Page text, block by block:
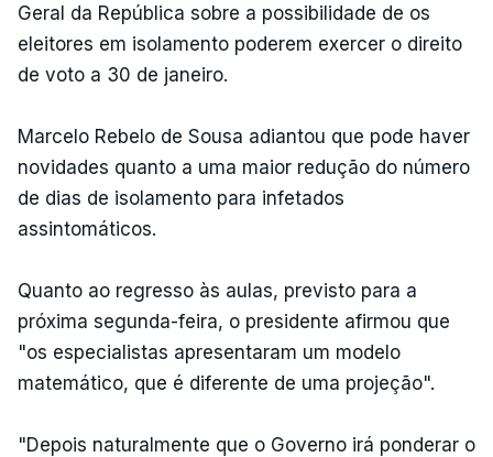
Geral da República sobre a possibilidade de os
eleitores em isolamento poderem exercer o direito
de voto a 30 de janeiro.
Marcelo Rebelo de Sousa adiantou que pode haver
novidades quanto a uma maior redução do número
de dias de isolamento para infetados
assintomáticos.
Quanto ao regresso às aulas, previsto para a
próxima segunda-feira, o presidente afirmou que
"os especialistas apresentaram um modelo
matemático, que é diferente de uma projeção".
"Depois naturalmente que o Governo irá ponderar o